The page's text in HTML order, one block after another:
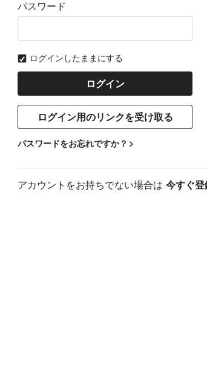
パスワード
ログインしたままにする
パスワードをお忘れですか？
アカウントをお持ちでない場合は 今すぐ登